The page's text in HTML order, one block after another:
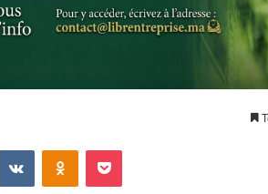
VKontakteOdnoklassniki
Pocket